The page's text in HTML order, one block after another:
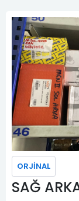
ORJİNAL
SAĞ